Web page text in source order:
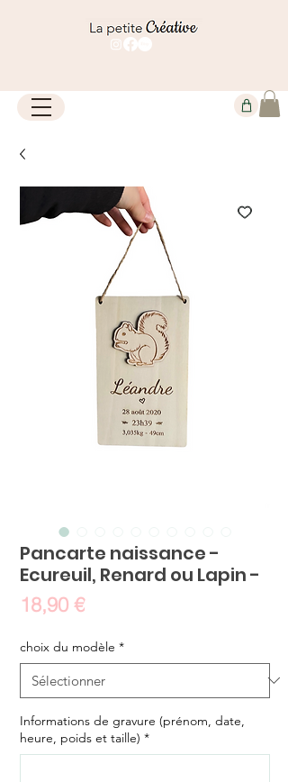
Pancarte naissance -
Ecureuil, Renard ou Lapin -
18,90 €Prix
choix du modèle *
Informations de gravure (prénom, date,
heure, poids et taille) *